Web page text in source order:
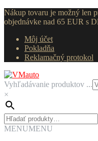
Nákup tovaru je možný len
objednávke nad 65 EUR s
Môj účet
Pokladňa
Reklamačný protokol
Preskočiť
na
navigáciu
Preskočiť
na
obsah
Vyhľadávanie produktov ...
×
Hľadať:
MENUMENU